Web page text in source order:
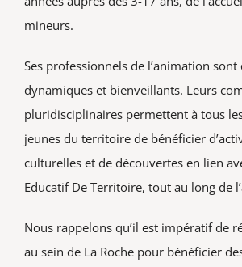
Vie associative
mineurs.
Ses professionnels de l’animation sont
dynamiques et bienveillants. Leurs
pluridisciplinaires permettent à tous
jeunes du territoire de bénéficier
culturelles et de découvertes en lien
Educatif De Territoire, tout au long de
Nous rappelons qu’il est impératif de
au sein de La Roche pour bénéficier